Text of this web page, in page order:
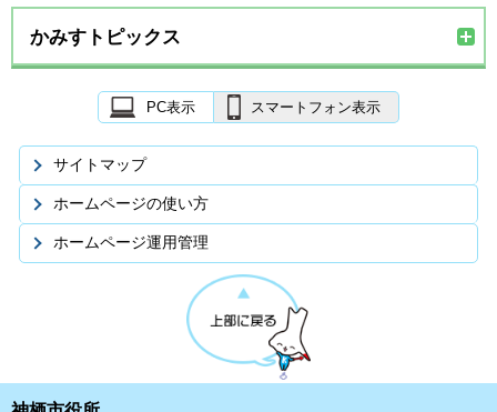
かみすトピックス
PC表示 スマートフォン表示
サイトマップ
ホームページの使い方
ホームページ運用管理